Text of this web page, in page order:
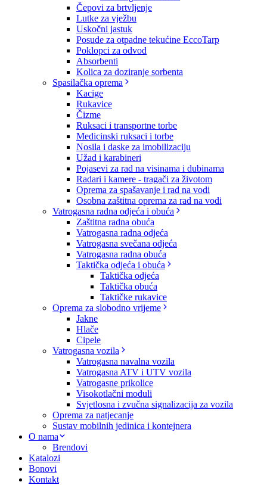
Čepovi za brtvljenje
Lutke za vježbu
Uskočni jastuk
Posude za otpadne tekućine EccoTarp
Poklopci za odvod
Absorbenti
Kolica za doziranje sorbenta
Spasilačka oprema
Kacige
Rukavice
Čizme
Ruksaci i transportne torbe
Medicinski ruksaci i torbe
Nosila i daske za imobilizaciju
Užad i karabineri
Pojasevi za rad na visinama i dubinama
Radari i kamere - tragači za životom
Oprema za spašavanje i rad na vodi
Osobna zaštitna oprema za rad na vodi
Vatrogasna radna odjeća i obuća
Zaštitna radna obuća
Vatrogasna radna odjeća
Vatrogasna svečana odjeća
Vatrogasna radna obuća
Taktička odjeća i obuća
Taktička odjeća
Taktička obuća
Taktičke rukavice
Oprema za slobodno vrijeme
Jakne
Hlače
Cipele
Vatrogasna vozila
Vatrogasna navalna vozila
Vatrogasna ATV i UTV vozila
Vatrogasne prikolice
Visokotlačni moduli
Svjetlosna i zvučna signalizacija za vozila
Oprema za natjecanje
Sustav mobilnih jedinica i kontejnera
O nama
Brendovi
Katalozi
Bonovi
Kontakt